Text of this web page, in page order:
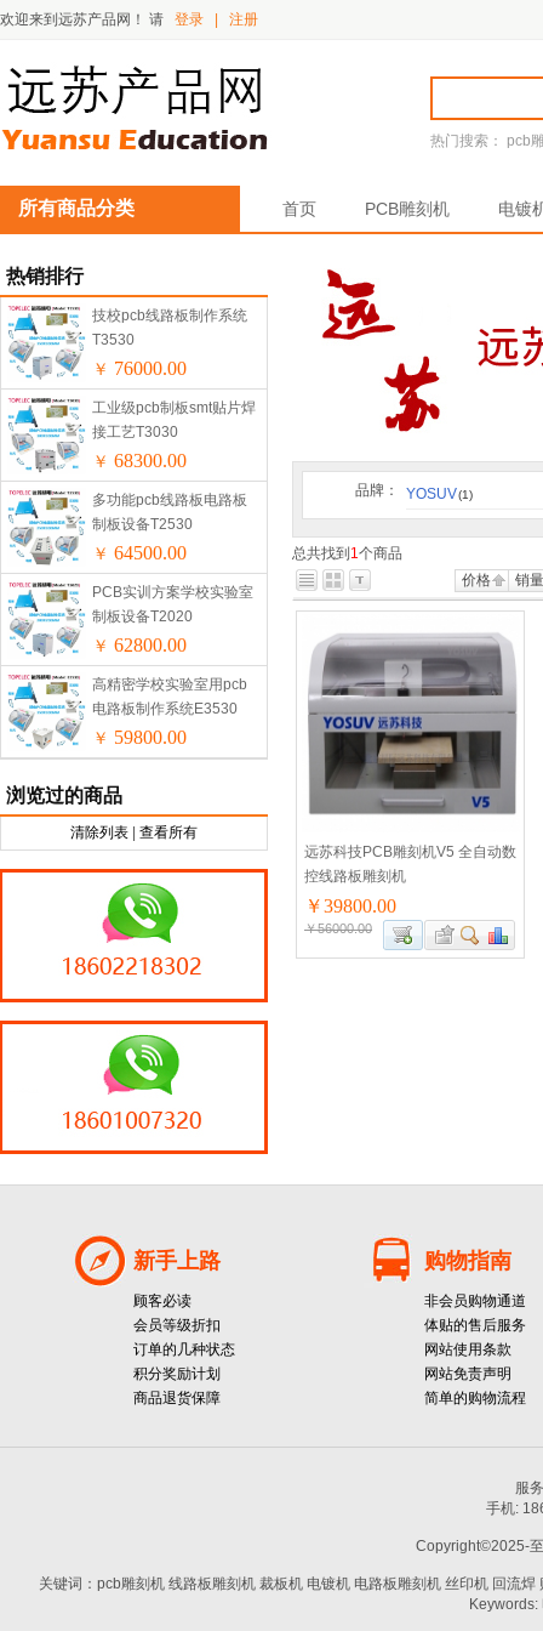
欢迎来到远苏产品网！ 请 登录 注册
热门搜索： pcb
所有商品分类 首页 PCB雕刻机 电镀
热销排行
技校pcb线路板制作系统
T3530
￥ 76000.00
工业级pcb制板smt贴片焊
接工艺T3030
￥ 68300.00
多功能pcb线路板电路板
制板设备T2530
￥ 64500.00
PCB实训方案学校实验室
制板设备T2020
￥ 62800.00
高精密学校实验室用pcb
电路板制作系统E3530
￥ 59800.00
浏览过的商品
清除列表 查看所有
品牌： YOSUV(1)
总共找到 1个商品
价格
销量
远苏科技PCB雕刻机V5 全自动数
控线路板雕刻机
￥39800.00
￥56000.00
新手上路
顾客必读
会员等级折扣
订单的几种状态
积分奖励计划
商品退货保障
购物指南
非会员购物通道
体贴的售后服务
网站使用条款
网站免责声明
简单的购物流程
服
手机:
Copyright©2025-
关键词：pcb雕刻机 线路板雕刻机 裁板机 电镀机 电路板雕刻机 丝印机 回流
Keywords: